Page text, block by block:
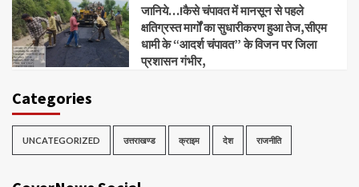
जानिये…!कैसे चंपावत में मानसून से पहले
क्षतिग्रस्त मार्गों का सुधारीकरण हुआ तेज,सीएम
धामी के “आदर्श चंपावत” के विजन पर जिला
प्रशासन गंभीर,
Categories
UNCATEGORIZED उत्तराखण्ड क्राइम देश राजनीति